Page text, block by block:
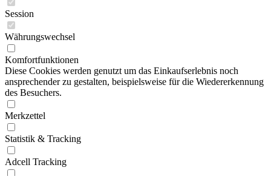
Session
Währungswechsel
Komfortfunktionen
Diese Cookies werden genutzt um das Einkaufserlebnis noch
ansprechender zu gestalten, beispielsweise für die Wiedererkennung
des Besuchers.
Merkzettel
Statistik & Tracking
Adcell Tracking